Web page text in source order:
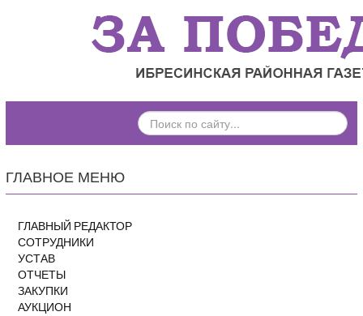
ПОИСК
ПО
ГЛАВНОЕ МЕНЮ
ГЛАВНЫЙ РЕДАКТОР
СОТРУДНИКИ
УСТАВ
ОТЧЕТЫ
ЗАКУПКИ
АУКЦИОН